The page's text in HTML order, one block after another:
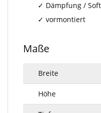
Dämpfung /
vormontiert
Maße
Breite
Höhe